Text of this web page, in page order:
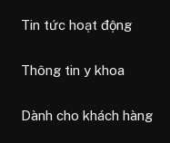
Tin tức hoạt động
Thông tin y khoa
Dành cho khách hàng